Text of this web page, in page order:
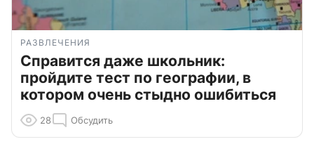
РАЗВЛЕЧЕНИЯ
Справится даже школьник:
пройдите тест по географии, в
котором очень стыдно ошибиться
28 Обсудить